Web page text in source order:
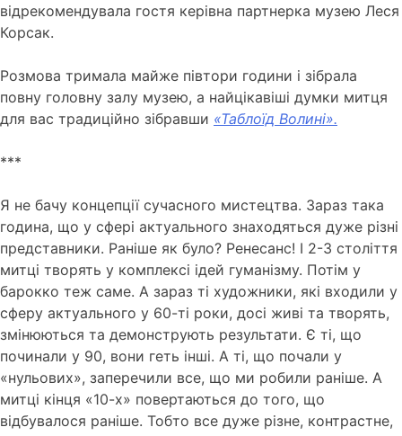
відрекомендувала гостя керівна партнерка музею Леся
Корсак.
Розмова тримала майже півтори години і зібрала
повну головну залу музею, а найцікавіші думки митця
для вас традиційно зібравши «Таблоїд Волині».
***
Я не бачу концепції сучасного мистецтва. Зараз така
година, що у сфері актуального знаходяться дуже різні
представники. Раніше як було? Ренесанс! І 2-3 століття
митці творять у комплексі ідей гуманізму. Потім у
барокко теж саме. А зараз ті художники, які входили у
сферу актуального у 60-ті роки, досі живі та творять,
змінюються та демонструють результати. Є ті, що
починали у 90, вони геть інші. А ті, що почали у
«нульових», заперечили все, що ми робили раніше. А
митці кінця «10-х» повертаються до того, що
відбувалося раніше. Тобто все дуже різне, контрастне,